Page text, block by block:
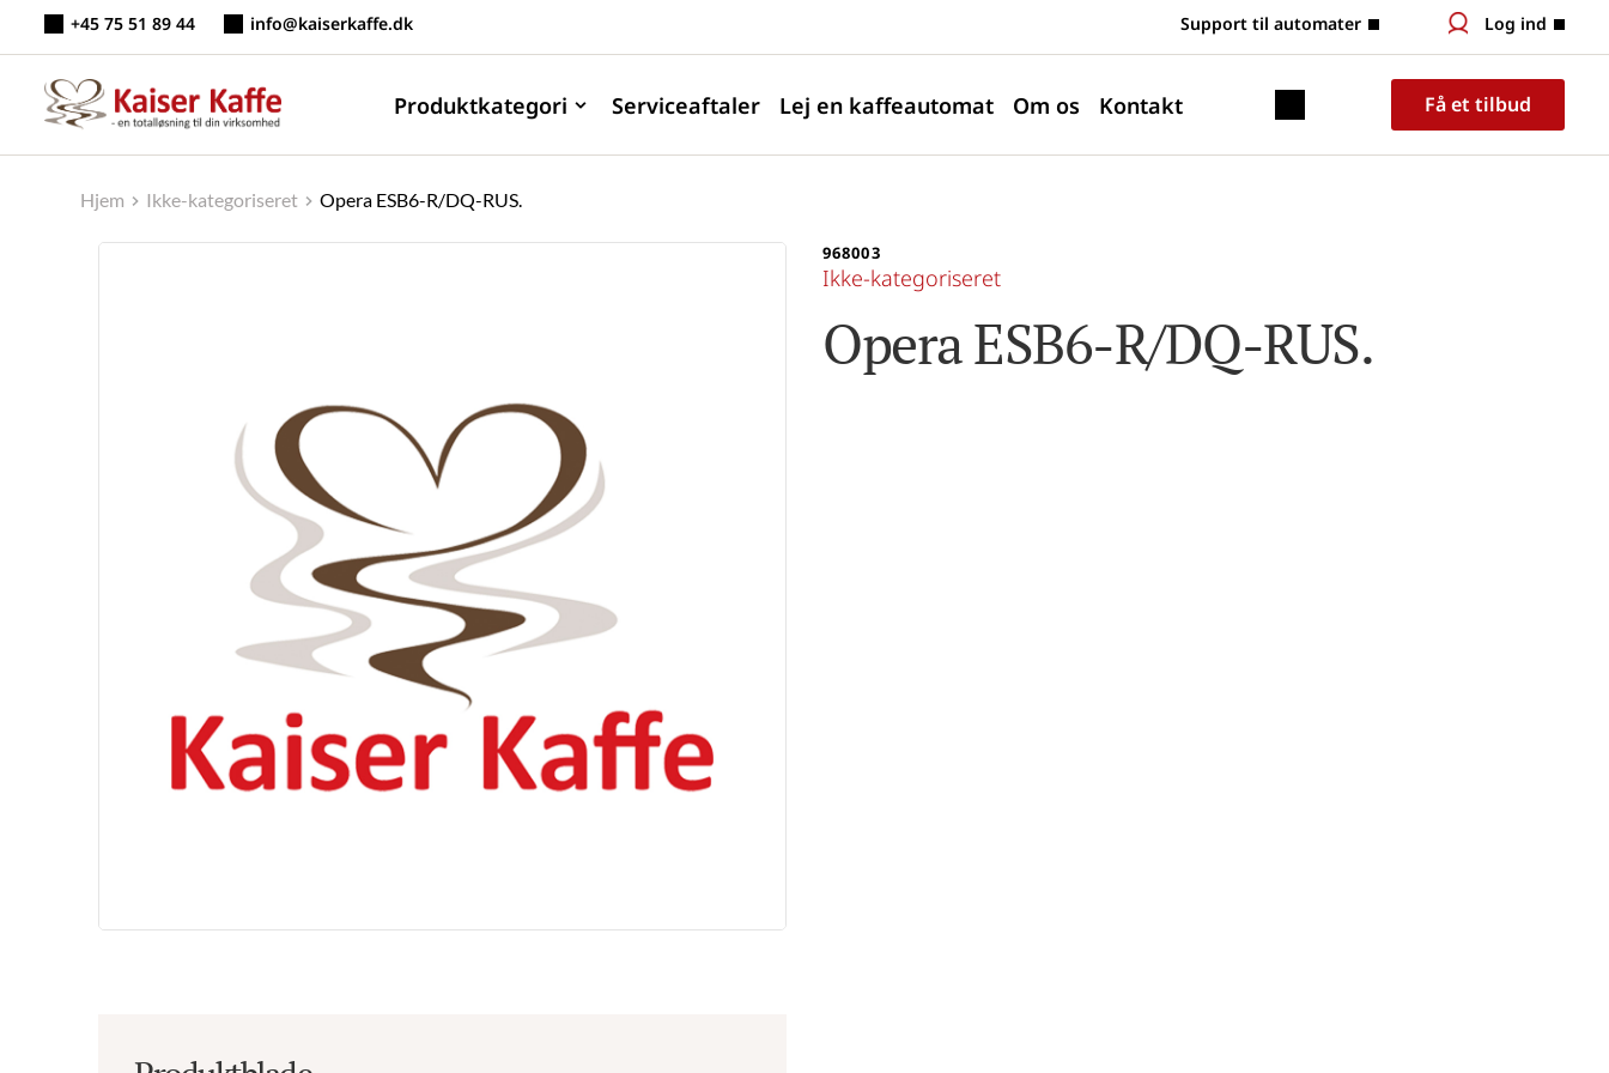
indhold
+45 75 51 89 44 info@kaiserkaffe.dk Support til automater Log ind
Produktkategori Serviceaftaler Lej en kaffeautomat Om os Kontakt Få et tilbud
Hjem Ikke-kategoriseret Opera ESB6-R/DQ-RUS.
968003
Ikke-kategoriseret
Opera ESB6-R/DQ-RUS.